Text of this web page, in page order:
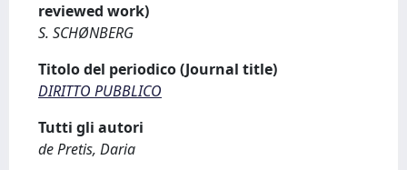
reviewed work)
S. SCHØNBERG
Titolo del periodico (Journal title)
DIRITTO PUBBLICO
Tutti gli autori
de Pretis, Daria